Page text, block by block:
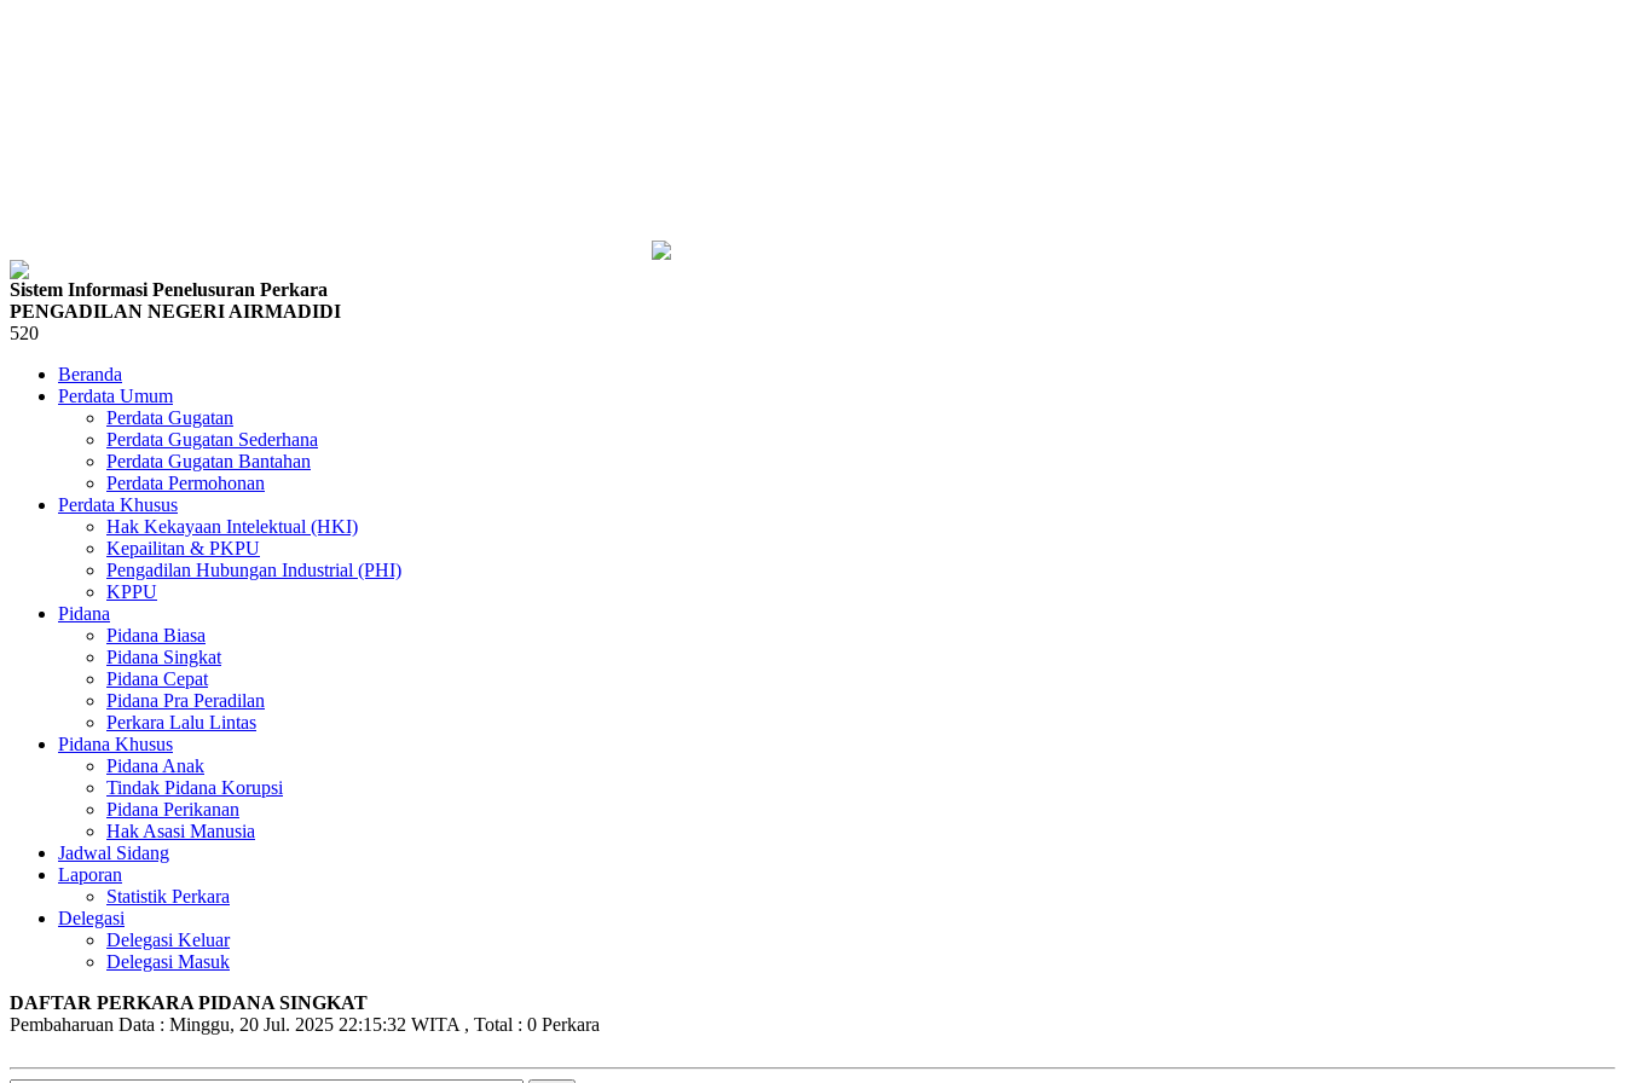
Sistem Informasi Penelusuran Perkara
PENGADILAN NEGERI AIRMADIDI
520
Beranda
Perdata Umum
Perdata Gugatan
Perdata Gugatan Sederhana
Perdata Gugatan Bantahan
Perdata Permohonan
Perdata Khusus
Hak Kekayaan Intelektual (HKI)
Kepailitan & PKPU
Pengadilan Hubungan Industrial (PHI)
KPPU
Pidana
Pidana Biasa
Pidana Singkat
Pidana Cepat
Pidana Pra Peradilan
Perkara Lalu Lintas
Pidana Khusus
Pidana Anak
Tindak Pidana Korupsi
Pidana Perikanan
Hak Asasi Manusia
Jadwal Sidang
Laporan
Statistik Perkara
Delegasi
Delegasi Keluar
Delegasi Masuk
DAFTAR PERKARA PIDANA SINGKAT
Pembaharuan Data : Minggu, 20 Jul. 2025 22:15:32 WITA , Total : 0 Perkara